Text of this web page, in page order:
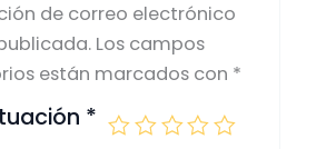
de correo electrónico
Los campos
están marcados con *
*